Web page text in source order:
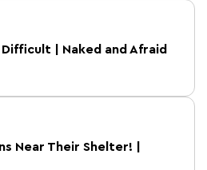
| Naked and Afraid
Near Their Shelter! |